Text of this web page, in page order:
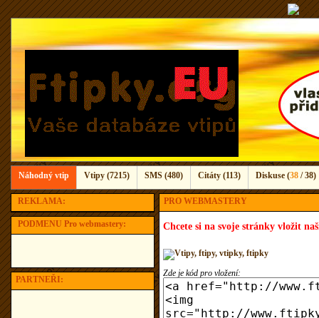
Náhodný vtip Vtipy (7215) SMS (480) Citáty (113) Diskuse (38 / 38)
REKLAMA:
PODMENU Pro webmastery:
PARTNEŘI:
PRO WEBMASTERY
Chcete si na svoje stránky vložit
Zde je kód pro vložení: